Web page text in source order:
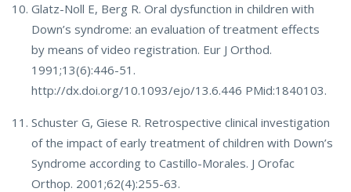
Glatz-Noll E, Berg R. Oral dysfunction in children with
Down’s syndrome: an evaluation of treatment effects
by means of video registration. Eur J Orthod.
1991;13(6):446-51.
http://dx.doi.org/10.1093/ejo/13.6.446 PMid:1840103.
Schuster G, Giese R. Retrospective clinical investigation
of the impact of early treatment of children with Down’s
Syndrome according to Castillo-Morales. J Orofac
Orthop. 2001;62(4):255-63.